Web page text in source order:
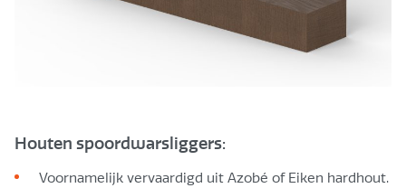
Houten spoordwarsliggers:
Voornamelijk vervaardigd uit Azobé of Eiken hardhout.